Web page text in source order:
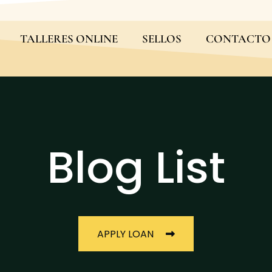
TALLERES ONLINE SELLOS CONTACTO
Blog List
APPLY LOAN